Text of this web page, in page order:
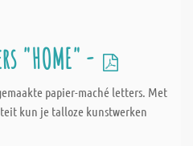
"HOME" -
papier-maché letters. Met
kun je talloze kunstwerken